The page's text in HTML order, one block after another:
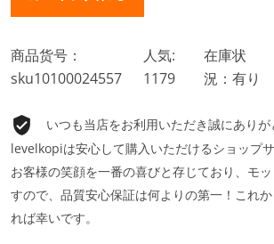
商品货号：
sku10100024557
人気:
1179
在庫状
況：有り
いつも当店をお利用いただき誠にありが
levelkopiは安心して購入いただけるショップ
お客様の笑顔を一番の喜びと存じており、モ
すので、品質安心保証は何よりの第一！これ
れば幸いです。